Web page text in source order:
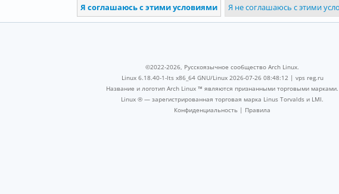
©2022-2026, Русскоязычное сообщество Arch Linux.
Linux 6.18.40-1-lts x86_64 GNU/Linux 2026-07-26 08:48:12 | vps reg.ru
Название и логотип Arch Linux ™ являются признанными торговыми марками.
Linux ® — зарегистрированная торговая марка Linus Torvalds и LMI.
Конфиденциальность | Правила